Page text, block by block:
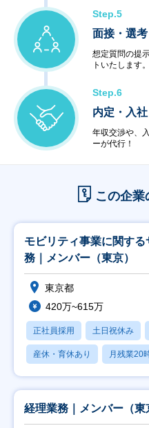
Step.5
面接・選考
想定質問の提
トいたします。
Step.6
内定・入社
年収交渉や、
ーが代行！
この企業
モビリティ事業に関す
務｜メンバー（東京）
東京都
420万~615万
正社員採用 土日祝休み
産休・育休あり 月残業20
経理業務｜メンバー（東